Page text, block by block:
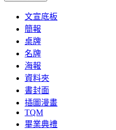
文宣底板
簡報
桌牌
名牌
海報
資料夾
書封面
插圖漫畫
TQM
畢業典禮